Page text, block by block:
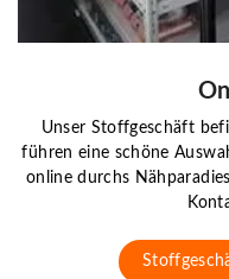
Unser Stoffgeschäft
führen eine schöne
online durchs